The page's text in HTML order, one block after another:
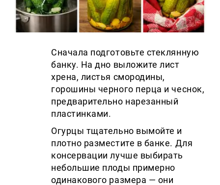
Сначала подготовьте стеклянную
банку. На дно выложите лист
хрена, листья смородины,
горошины черного перца и чеснок,
предварительно нарезанный
пластинками.
Огурцы тщательно вымойте и
плотно разместите в банке. Для
консервации лучше выбирать
небольшие плоды примерно
одинакового размера — они